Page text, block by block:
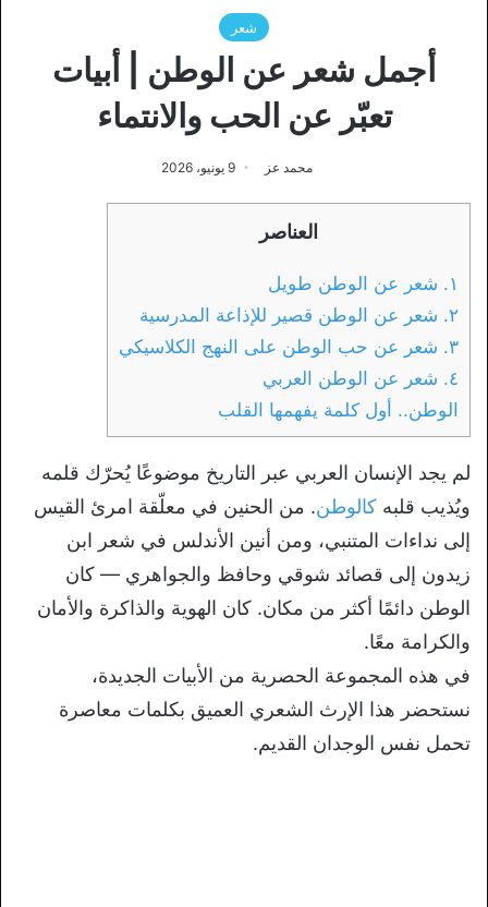
شعر
أجمل شعر عن الوطن | أبيات
تعبّر عن الحب والانتماء
محمد عز 9 يونيو، 2026
العناصر
١. شعر عن الوطن طويل
٢. شعر عن الوطن قصير للإذاعة المدرسية
٣. شعر عن حب الوطن على النهج الكلاسيكي
٤. شعر عن الوطن العربي
الوطن.. أول كلمة يفهمها القلب
لم يجد الإنسان العربي عبر التاريخ موضوعًا يُحرّك قلمه
ويُذيب قلبه كالوطن. من الحنين في معلّقة امرئ القيس
إلى نداءات المتنبي، ومن أنين الأندلس في شعر ابن
زيدون إلى قصائد شوقي وحافظ والجواهري — كان
الوطن دائمًا أكثر من مكان. كان الهوية والذاكرة والأمان
والكرامة معًا.
في هذه المجموعة الحصرية من الأبيات الجديدة،
نستحضر هذا الإرث الشعري العميق بكلمات معاصرة
تحمل نفس الوجدان القديم.